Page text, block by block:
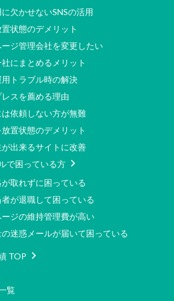
欠かせないSNSの活用
状態のデメリット
ージ管理会社を変更したい
にまとめるメリット
トラブル時の解決
スを薦める理由
は依頼しない方が無難
置状態のデメリット
が出来るサイトに改善
で困っている方
取れずに困っている
が退職して困っている
ージの維持管理費が高い
の迷惑メールが届いて困っている
TOP
覧